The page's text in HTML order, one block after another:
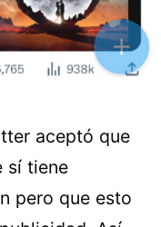
aceptó que
sí tiene
pero que esto